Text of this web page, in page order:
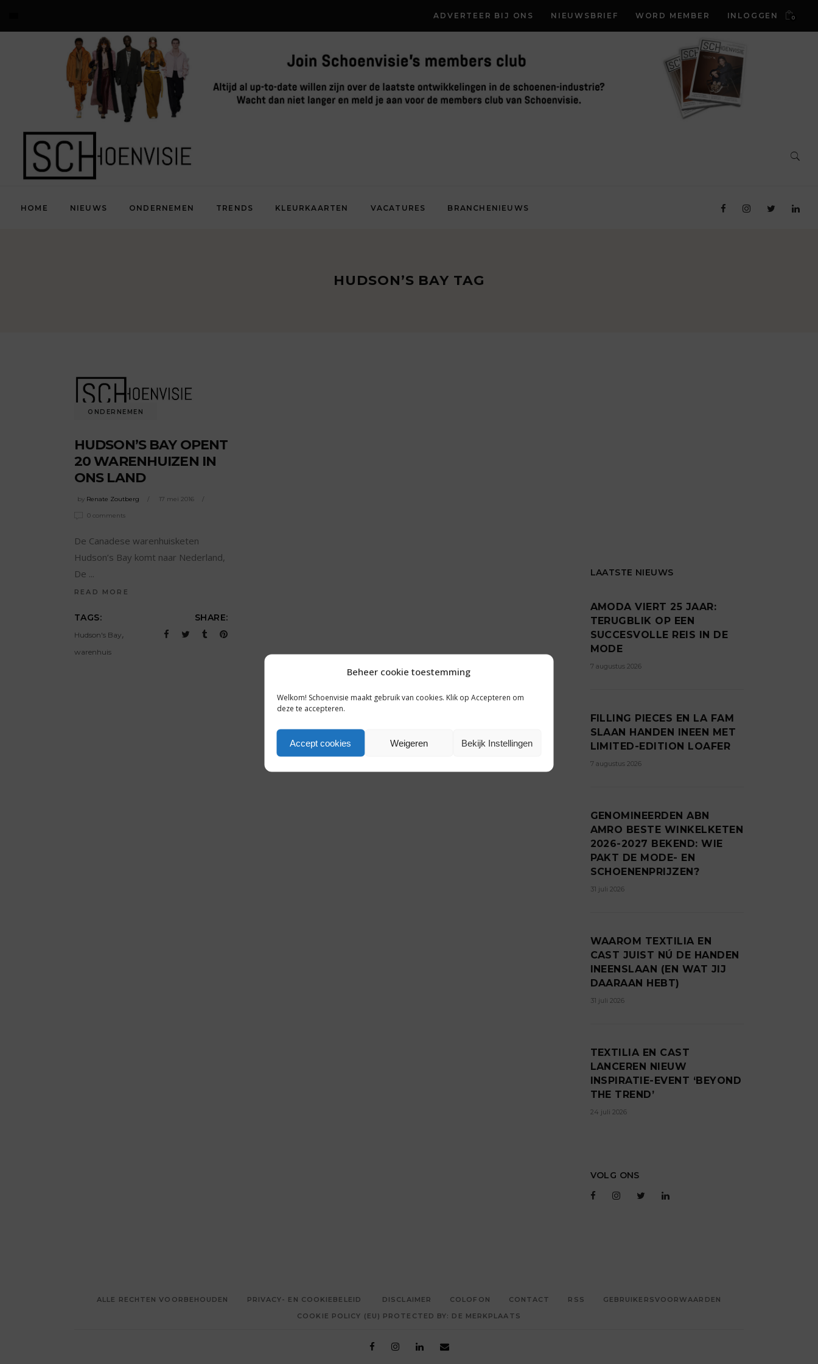
Beheer cookie toestemming
Welkom! Schoenvisie maakt gebruik van cookies. Klik op Accepteren om
deze te accepteren.
Accept cookies Weigeren Bekijk Instellingen
ADVERTEER BIJ ONS NIEUWSBRIEF WORD MEMBER INLOGGEN 0
HOME NIEUWS ONDERNEMEN TRENDS KLEURKAARTEN VACATURES BRANCHENIEUWS
HUDSON’S BAY TAG
ONDERNEMEN
HUDSON’S BAY OPENT
20 WARENHUIZEN IN
ONS LAND
by Renate Zoutberg 17 mei 2016
0 comments
De Canadese warenhuisketen
Hudson’s Bay komt naar Nederland,
De
READ MORE
TAGS:
Hudson's Bay,
warenhuis
SHARE:
LAATSTE NIEUWS
AMODA VIERT 25 JAAR:
TERUGBLIK OP EEN
SUCCESVOLLE REIS IN DE
MODE
7 augustus 2026
FILLING PIECES EN LA FAM
SLAAN HANDEN INEEN MET
LIMITED-EDITION LOAFER
7 augustus 2026
GENOMINEERDEN ABN
AMRO BESTE WINKELKETEN
2026-2027 BEKEND: WIE
PAKT DE MODE- EN
SCHOENENPRIJZEN?
31 juli 2026
WAAROM TEXTILIA EN
CAST JUIST NÚ DE HANDEN
INEENSLAAN (EN WAT JIJ
DAARAAN HEBT)
31 juli 2026
TEXTILIA EN CAST
LANCEREN NIEUW
INSPIRATIE-EVENT ‘BEYOND
THE TREND’
24 juli 2026
VOLG ONS
ALLE RECHTEN VOORBEHOUDEN PRIVACY- EN COOKIEBELEID DISCLAIMER COLOFON CONTACT RSS
GEBRUIKERSVOORWAARDEN
COOKIE POLICY (EU) PROTECTED BY: DE MERKPLAATS